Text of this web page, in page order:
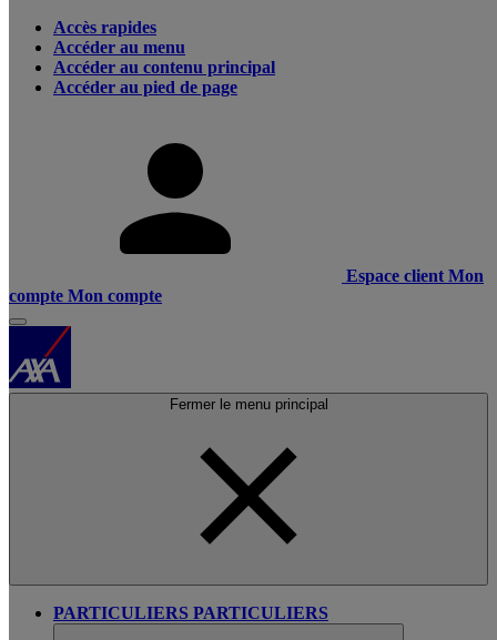
Accès rapides
Accéder au menu
Accéder au contenu principal
Accéder au pied de page
Espace client Mon
compte Mon compte
Fermer le menu principal
PARTICULIERS PARTICULIERS